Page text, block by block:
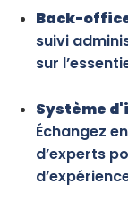
Back-
suivi
sur
Système
Échangez
d’experts